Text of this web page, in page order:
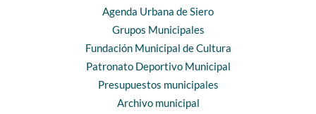
Agenda Urbana de Siero
Grupos Municipales
Fundación Municipal de Cultura
Patronato Deportivo Municipal
Presupuestos municipales
Archivo municipal